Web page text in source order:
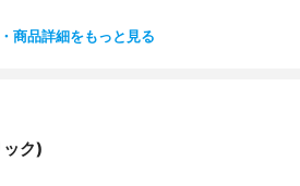
商品詳細をもっと見る
ク)